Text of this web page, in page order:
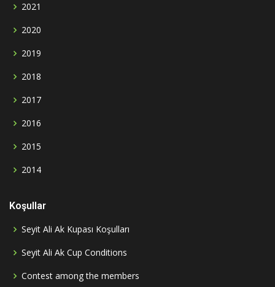
2021
2020
2019
2018
2017
2016
2015
2014
Koşullar
Seyit Ali Ak Kupası Koşulları
Seyit Ali Ak Cup Conditions
Contest among the members